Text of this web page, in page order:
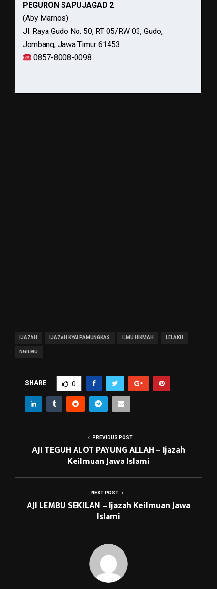
PEGURON SAPUJAGAD 2
(Aby Marnos)
Jl. Raya Gudo No. 50, RT 05/RW 03, Gudo,
Jombang, Jawa Timur 61453
0857-8008-0098
IJAZAH IJAZAH KYAI PAMUNGKAS ILMU HIKMAH LELAKU
NGILMU
SHARE 0
PREVIOUS POST
AJI TEGUH ALOT PAYUNG ALLAH – Ijazah
Keilmuan Jawa Islami
NEXT POST
AJI LEMBU SEKILAN – Ijazah Keilmuan Jawa
Islami